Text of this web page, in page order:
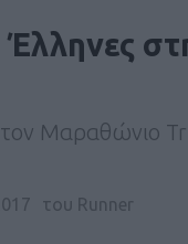
Έλληνες
στον Μαραθώνιο
του Runner